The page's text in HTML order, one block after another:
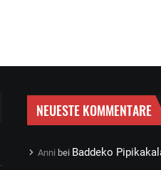
NEUESTE KOMMENTARE
Anni bei Baddeko